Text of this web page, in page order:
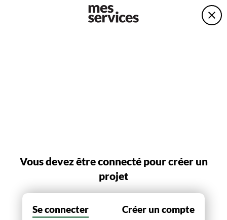
Vous devez être connecté pour créer un
projet
Se connecter Créer un compte